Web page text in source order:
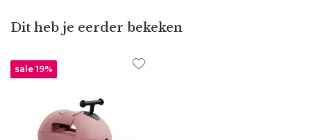
Dit heb je eerder bekeken
sale 19%